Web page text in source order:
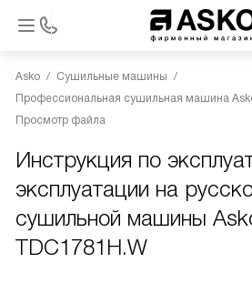
Asko
Сушильные машины
Профессиональная сушильная машина
Просмотр файла
Инструкция по
эксплуатации на
сушильной машины
TDC1781H.W